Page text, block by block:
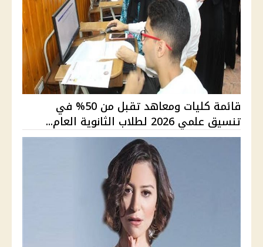
قائمة كليات ومعاهد تقبل من 50% في
تنسيق علمي 2026 لطلاب الثانوية العام...